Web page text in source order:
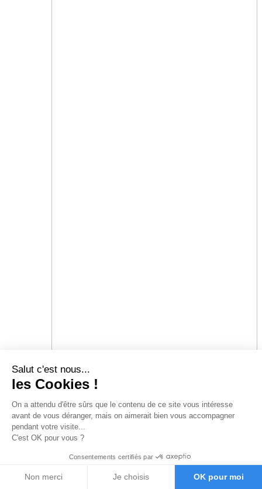
les Cookies !
ce site vous intéresse avant de vous
déranger, mais on aimerait bien vous accompagner pendant votre
visite...
C'est OK pour vous ?
Consentements certifiés par
Non merci Je choisis OK pour moi